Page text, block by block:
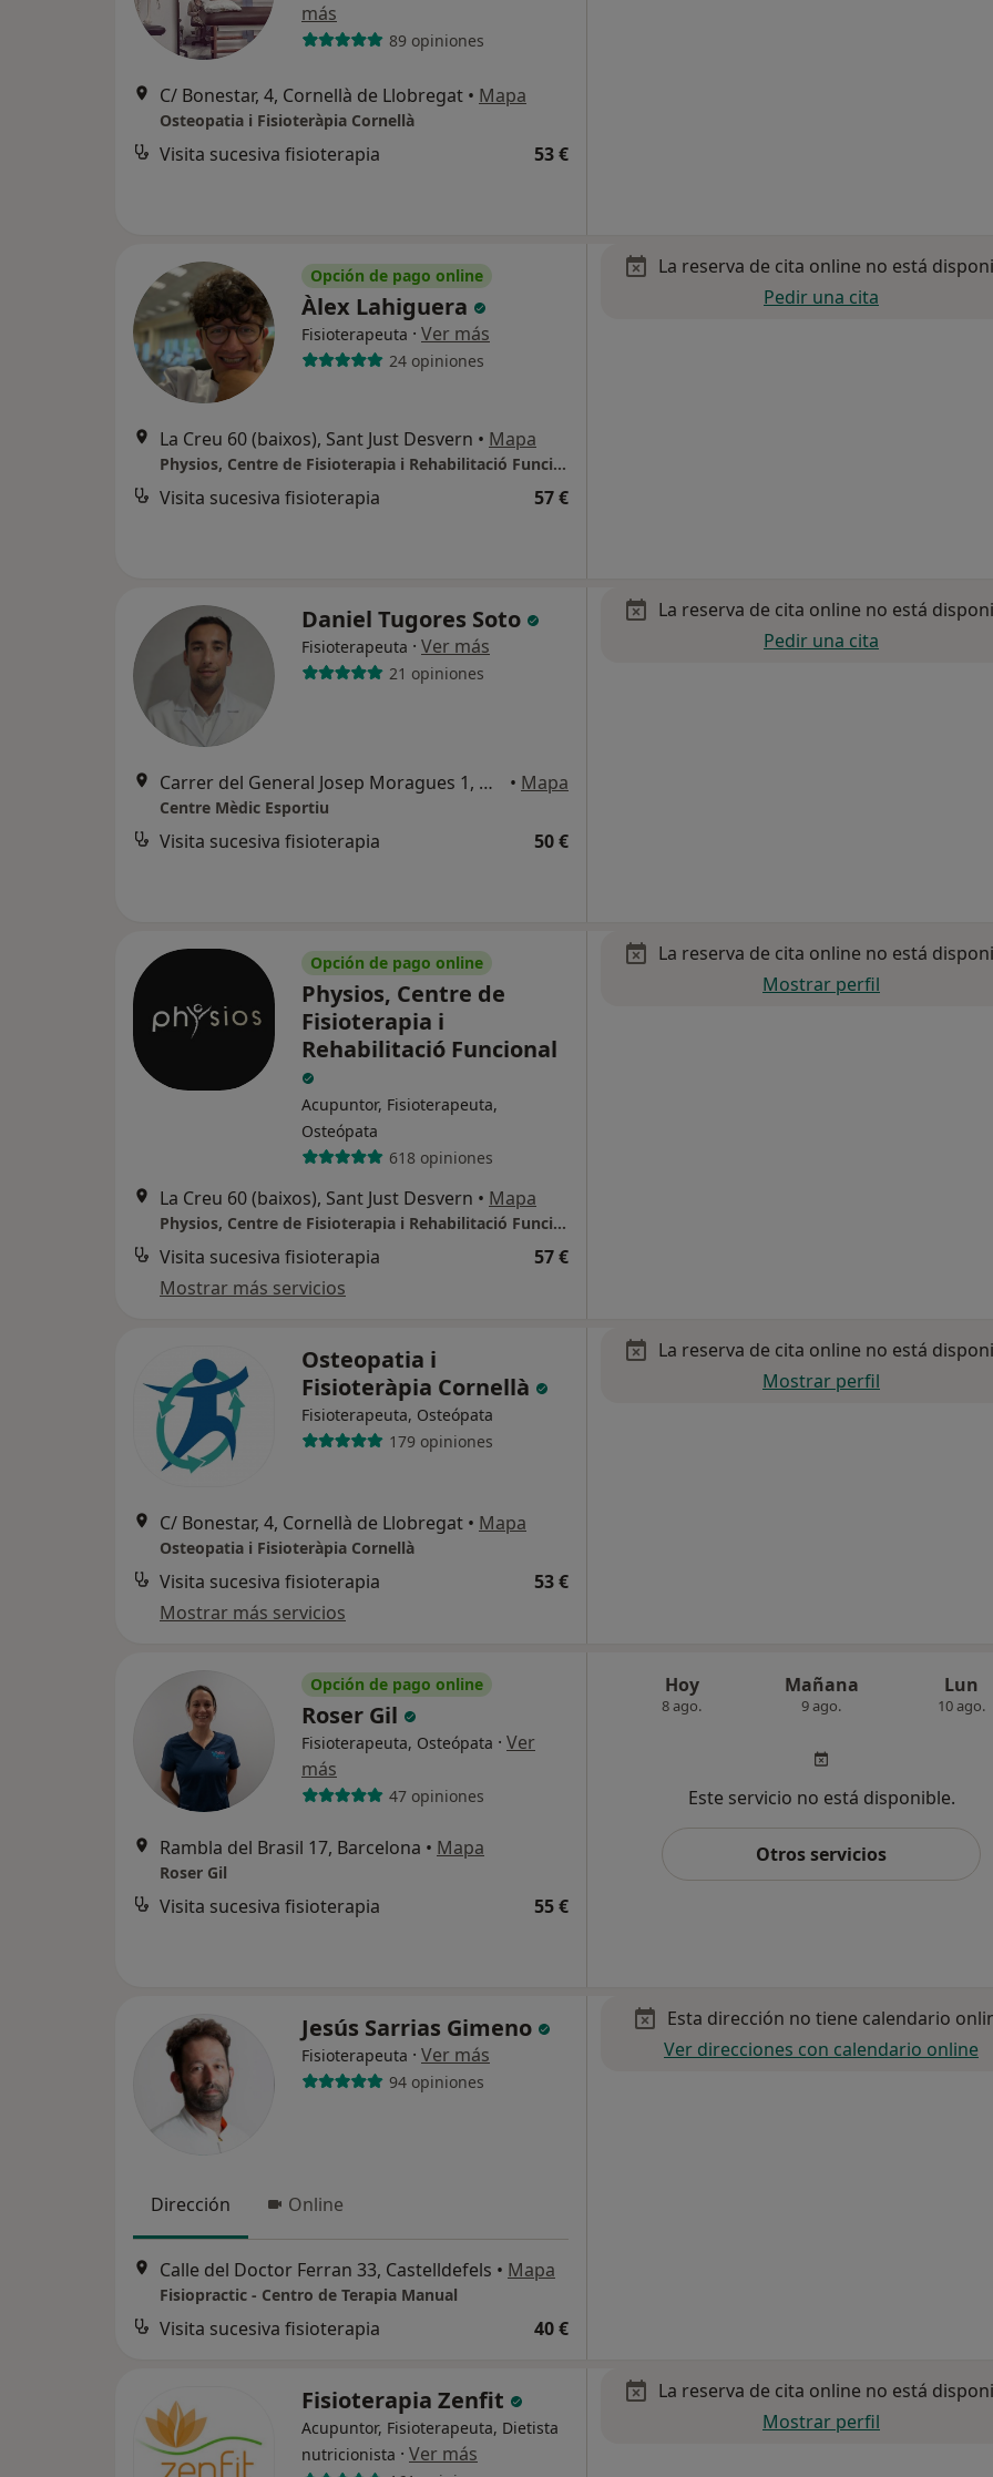
más
89 opiniones
C/ Bonestar, 4, Cornellà de Llobregat • Mapa
Osteopatia i Fisioteràpia Cornellà
Visita sucesiva fisioterapia 53 €
Opción de pago online
Àlex Lahiguera
Fisioterapeuta · Ver más
24 opiniones
La Creu 60 (baixos), Sant Just Desvern • Mapa
Physios, Centre de Fisioterapia i Rehabilitació Funcional
Visita sucesiva fisioterapia 57 €
La reserva de cita online no está
Pedir una cita
Daniel Tugores Soto
Fisioterapeuta · Ver más
21 opiniones
Carrer del General Josep Moragues 1, Gavà • Mapa
Centre Mèdic Esportiu
Visita sucesiva fisioterapia 50 €
La reserva de cita online no está
Pedir una cita
Opción de pago online
Physios, Centre de
Fisioterapia i
Rehabilitació Funcional
Acupuntor, Fisioterapeuta,
Osteópata
618 opiniones
La Creu 60 (baixos), Sant Just Desvern • Mapa
Physios, Centre de Fisioterapia i Rehabilitació Funcional
Visita sucesiva fisioterapia
57 €
Mostrar más servicios
La reserva de cita online no está
Mostrar perfil
Osteopatia i
Fisioteràpia Cornellà
Fisioterapeuta, Osteópata
179 opiniones
C/ Bonestar, 4, Cornellà de Llobregat • Mapa
Osteopatia i Fisioteràpia Cornellà
Visita sucesiva fisioterapia
53 €
Mostrar más servicios
La reserva de cita online no está
Mostrar perfil
Opción de pago online
Roser Gil
Fisioterapeuta, Osteópata · Ver
más
47 opiniones
Rambla del Brasil 17, Barcelona • Mapa
Roser Gil
Visita sucesiva fisioterapia 55 €
Hoy
8 ago.
Mañana
9 ago.
Lun
10 ago.
Este servicio no está disponible.
Otros servicios
Jesús Sarrias Gimeno
Fisioterapeuta · Ver más
94 opiniones
Dirección Online
Calle del Doctor Ferran 33, Castelldefels • Mapa
Fisiopractic - Centro de Terapia Manual
Visita sucesiva fisioterapia 40 €
Esta dirección no tiene calendario
Ver direcciones con calendario online
Fisioterapia Zenfit
Acupuntor, Fisioterapeuta, Dietista
nutricionista · Ver más
La reserva de cita online no está
Mostrar perfil